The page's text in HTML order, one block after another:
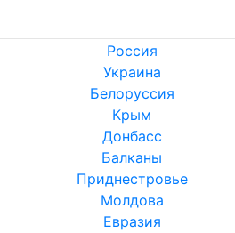
Россия
Украина
Белоруссия
Крым
Донбасс
Балканы
Приднестровье
Молдова
Евразия